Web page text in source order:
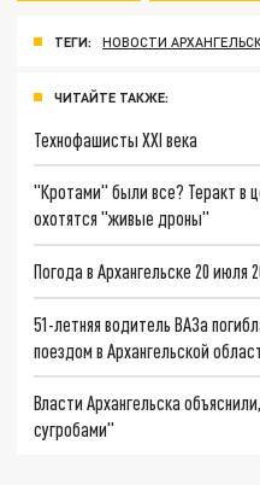
ТЕГИ: НОВОСТИ
ЧИТАЙТЕ ТАКЖЕ:
Технофашисты XXI века
"Кротами" были все? Теракт в
охотятся "живые дроны"
Погода в Архангельске 20 июля
51-летняя водитель ВАЗа
поездом в Архангельской
Власти Архангельска
сугробами"